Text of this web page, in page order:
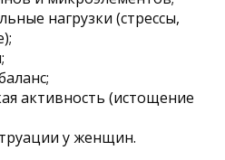
нагрузки (стрессы,
активность (истощение
у женщин.